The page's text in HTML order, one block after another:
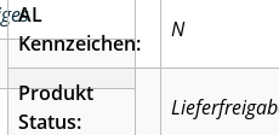
AL
Kennzeichen:
N
Produkt
Status: